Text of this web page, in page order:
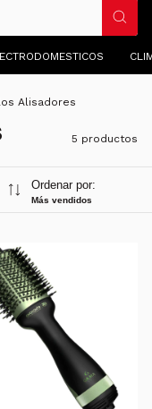
Alisadores
5 productos
Ordenar por:
Más vendidos